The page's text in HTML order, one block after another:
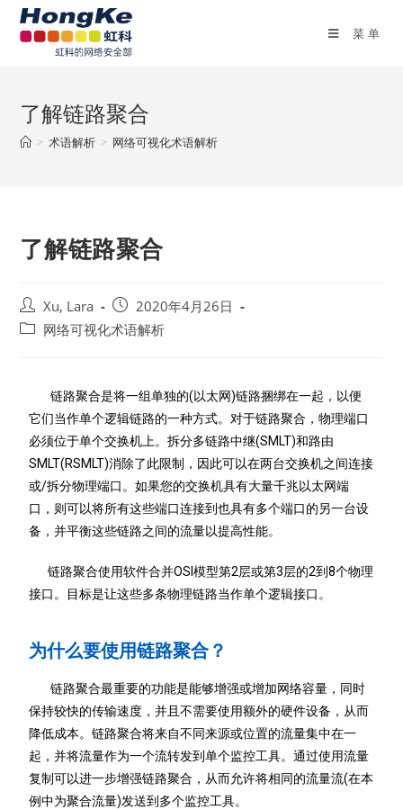
菜单
了解链路聚合
> 术语解析 > 网络可视化术语解析
了解链路聚合
Xu, Lara
2020年4月26日
网络可视化术语解析
链路聚合是将一组单独的(以太网)链路捆绑在一起，以便
它们当作单个逻辑链路的一种方式。对于链路聚合，物理端口
必须位于单个交换机上。拆分多链路中继(SMLT)和路由
SMLT(RSMLT)消除了此限制，因此可以在两台交换机之间连接
或/拆分物理端口。如果您的交换机具有大量千兆以太网端
口，则可以将所有这些端口连接到也具有多个端口的另一台设
备，并平衡这些链路之间的流量以提高性能。
链路聚合使用软件合并OSI模型第2层或第3层的2到8个物理
接口。目标是让这些多条物理链路当作单个逻辑接口。
为什么要使用链路聚合？
链路聚合最重要的功能是能够增强或增加网络容量，同时
保持较快的传输速度，并且不需要使用额外的硬件设备，从而
降低成本。链路聚合将来自不同来源或位置的流量集中在一
起，并将流量作为一个流转发到单个监控工具。通过使用流量
复制可以进一步增强链路聚合，从而允许将相同的流量流(在本
例中为聚合流量)发送到多个监控工具。